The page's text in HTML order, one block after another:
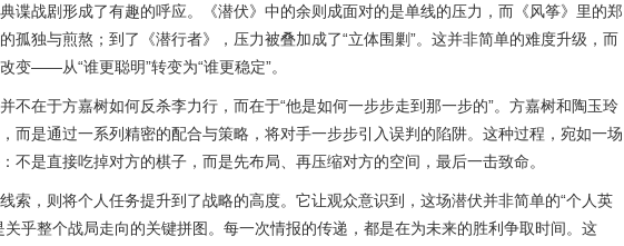
谍战剧形成了有趣的呼应。《潜伏》中的余则成面对的是单线的压力，而《风筝》里的郑
孤独与煎熬；到了《潜行者》，压力被叠加成了“立体围剿”。这并非简单的难度升级，而
变——从“谁更聪明”转变为“谁更稳定”。
不在于方嘉树如何反杀李力行，而在于“他是如何一步步走到那一步的”。方嘉树和陶玉玲
而是通过一系列精密的配合与策略，将对手一步步引入误判的陷阱。这种过程，宛如一场
不是直接吃掉对方的棋子，而是先布局、再压缩对方的空间，最后一击致命。
索，则将个人任务提升到了战略的高度。它让观众意识到，这场潜伏并非简单的“个人英
关乎整个战局走向的关键拼图。每一次情报的传递，都是在为未来的胜利争取时间。这